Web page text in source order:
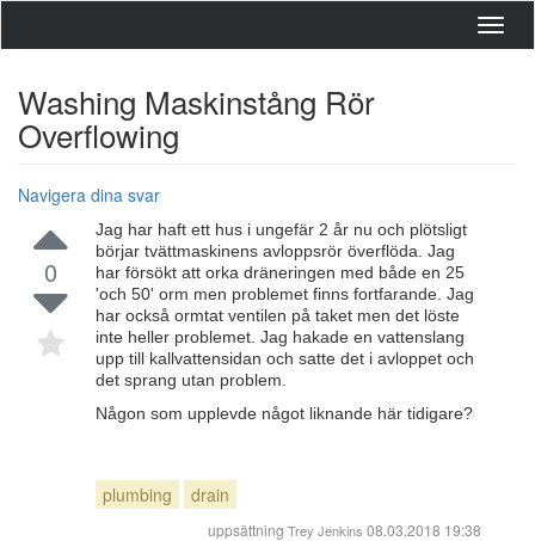
Washing Maskinstång Rör
Overflowing
Navigera dina svar
0
Jag har haft ett hus i ungefär 2 år nu och plötsligt
börjar tvättmaskinens avloppsrör överflöda. Jag
har försökt att orka dräneringen med både en 25
'och 50' orm men problemet finns fortfarande. Jag
har också ormtat ventilen på taket men det löste
inte heller problemet. Jag hakade en vattenslang
upp till kallvattensidan och satte det i avloppet och
det sprang utan problem.
Någon som upplevde något liknande här tidigare?
plumbing drain
uppsättning Trey Jenkins 08.03.2018 19:38